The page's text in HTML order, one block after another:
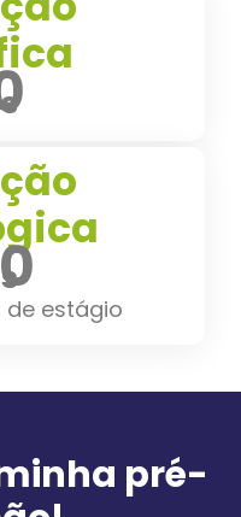
de estágio
pré-